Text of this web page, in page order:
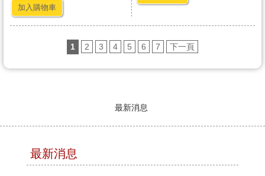
加入購物車
1 2 3 4 5 6 7 下一頁
最新消息
最新消息